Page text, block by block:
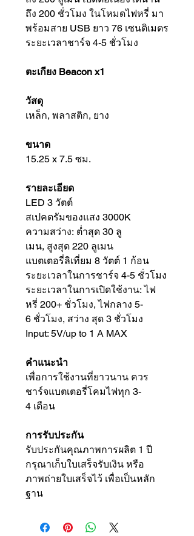
ถึง 200 ชั่วโมง ในโหมดไฟหรี่ มา
พร้อมสาย USB ยาว 76 เซนติเมตร
ระยะเวลาชาร์จ 4-5 ชั่วโมง
ตะเกียง Beacon x1
วัสดุ
เหล็ก, พลาสติก, ยาง
ขนาด
15.25 x 7.5 ซม.
รายละเอียด
LED 3 วัตต์
สเปคตรัมของแสง 3000K
ความสว่าง: ต่ำสุด 30 ลู
เมน, สูงสุด 220 ลูเมน
แบตเตอรี่ลิเที่ยม 8 วัตต์ 1 ก้อน
ระยะเวลาในการชาร์จ 4-5 ชั่วโมง
ระยะเวลาในการเปิดใช้งาน: ไฟ
หรี่ 200+ ชั่วโมง, ไฟกลาง 5-
6 ชั่วโมง, สว่าง สุด 3 ชั่วโมง
Input: 5V/up to 1 A MAX
คำแนะนำ
เพื่อการใช้งานที่ยาวนาน ควร
ชาร์จแบตเตอรี่โคมไฟทุก 3-
4 เดือน
การรับประกัน
รับประกันคุณภาพการผลิต 1 ปี
กรุณาเก็บใบเสร็จรับเงิน หรือ
ภาพถ่ายใบเสร็จไว้ เพื่อเป็นหลัก
ฐาน